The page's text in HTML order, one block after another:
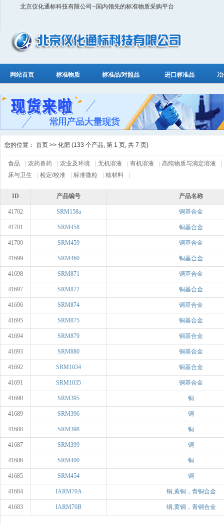
北京仪化通标科技有限公司--国内领先的标准物质采购平台
网站首页 标准物质 标准品/对照品 进口标准品
您的位置： 首页 >> 化肥 (133 个产品, 第 1 页, 共 7 页)
食品 农药兽药 农业及环境 无机溶液 有机溶液 高纯物质与滴定溶液
床与卫生
检定/校准 标准微粒 核材料
ID 产品编号 产品名称
41702 SRM158a 铜基合金
41701 SRM458 铜基合金
41700 SRM459 铜基合金
41699 SRM460 铜基合金
41698 SRM871 铜基合金
41697 SRM872 铜基合金
41696 SRM874 铜基合金
41695 SRM875 铜基合金
41694 SRM879 铜基合金
41693 SRM880 铜基合金
41692 SRM1034 铜基合金
41691 SRM1035 铜基合金
41690 SRM395 铜
41689 SRM396 铜
41688 SRM398 铜
41687 SRM399 铜
41686 SRM400 铜
41685 SRM454 铜
41684 IARM70A 铜,黄铜，青铜合金
41683 IARM70B 铜,黄铜，青铜合金